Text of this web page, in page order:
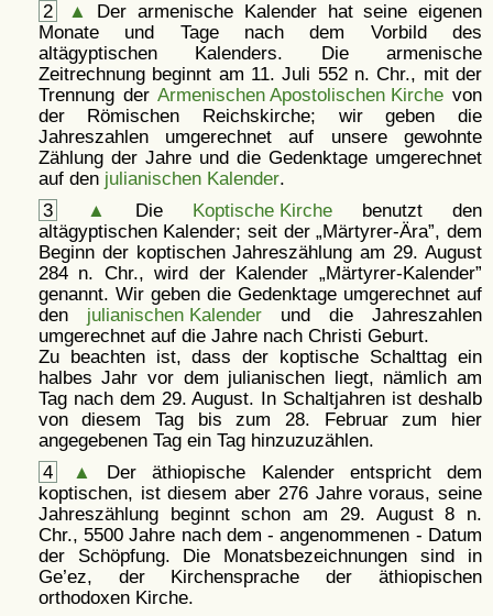
2
▲
Der armenische Kalender hat seine eigenen
Monate und Tage nach dem Vorbild des
altägyptischen Kalenders. Die armenische
Zeitrechnung beginnt am 11. Juli 552 n. Chr., mit der
Trennung derArmenischen Apostolischen Kirche von
der Römischen Reichskirche; wir geben die
Jahreszahlen umgerechnet auf unsere gewohnte
Zählung der Jahre und die Gedenktage umgerechnet
auf den julianischen Kalender.
3
▲ Die Koptische Kirchebenutzt den
altägyptischen Kalender; seit der Märtyrer-Ära , dem
Beginn der koptischen Jahreszählung am 29. August
284 n. Chr., wird der Kalender
Märtyrer-Kalender
genannt. Wir geben die Gedenktage umgerechnet auf
den julianischen Kalenderund die Jahreszahlen
umgerechnet auf die Jahre nach Christi Geburt.
Zu beachten ist, dass der koptische Schalttag ein
halbes Jahr vor dem julianischen liegt, nämlich am
Tag nach dem 29. August. In Schaltjahren ist deshalb
von diesem Tag bis zum 28. Februar zum hier
angegebenen Tag ein Tag hinzuzuzählen.
4
▲
Der äthiopische Kalender entspricht dem
koptischen, ist diesem aber 276 Jahre voraus, seine
Jahreszählung beginnt schon am 29. August 8 n.
Chr., 5500 Jahre nach dem - angenommenen - Datum
der Schöpfung. Die Monatsbezeichnungen sind in
Ge’ez, der Kirchensprache der äthiopischen
orthodoxen Kirche.